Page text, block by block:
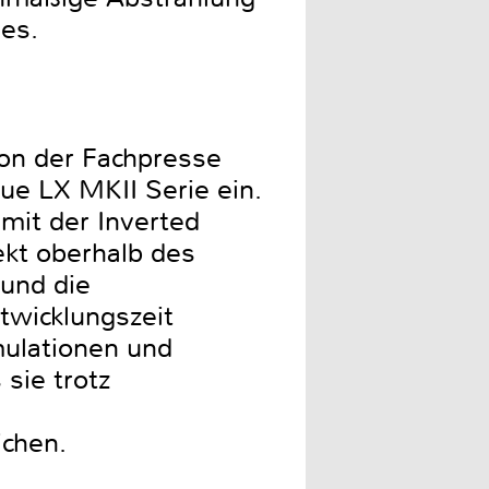
der Fachpresse
LX MKII Serie ein.
der Inverted
oberhalb des
die
und
sie trotz